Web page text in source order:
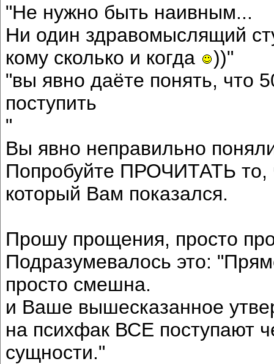
"Не нужно быть наивным...
Ни один здравомыслящий
кому сколько и когда
))"
"вы явно даёте понять, что
поступить
"
Вы явно неправильно
Попробуйте ПРОЧИТАТЬ то,
который Вам показался.
Прошу прощения, просто
Подразумевалось это:
просто смешна.
и Ваше вышесказанное
на психфак ВСЕ поступают
сущности."